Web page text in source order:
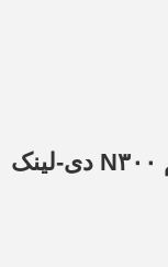
مودم روتر ADSL۲ Plus بی سیم N۳۰۰ دی-لینک